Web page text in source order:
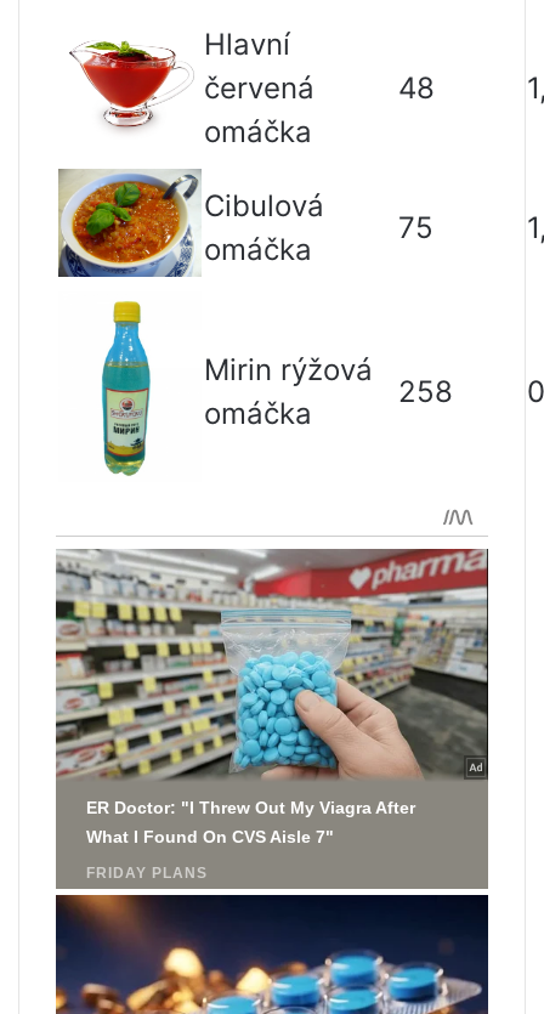
Hlavní
červená
omáčka
48
Cibulová
omáčka
75
Mirin rýžová
omáčka
258